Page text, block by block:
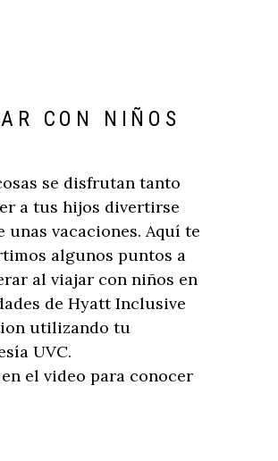
CON NIÑOS
se disfrutan tanto
a tus hijos divertirse
unas vacaciones. Aquí te
algunos puntos a
al viajar con niños en
de Hyatt Inclusive
utilizando tu
UVC.
el video para conocer